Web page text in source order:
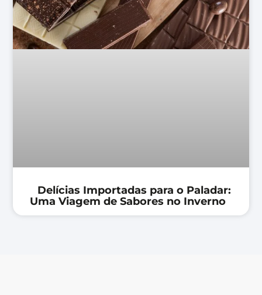
Delícias Importadas para o Paladar:
Uma Viagem de Sabores no Inverno